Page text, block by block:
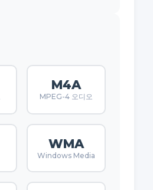
M4A
MPEG-4 오디오
WMA
Windows Media